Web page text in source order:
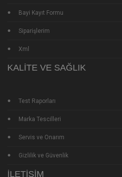
Bayi Kayıt Formu
Siparişlerim
Xml
KALITE VE SAĞLIK
Test Raporları
Marka Tescilleri
Servis ve Onarım
Gizlilik ve Güvenlik
İLETIŞIM